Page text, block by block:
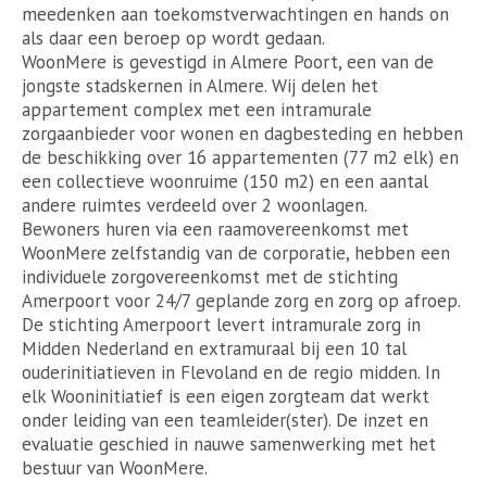
meedenken aan toekomstverwachtingen en hands on
als daar een beroep op wordt gedaan.
WoonMere is gevestigd in Almere Poort, een van de
jongste stadskernen in Almere. Wij delen het
appartement complex met een intramurale
zorgaanbieder voor wonen en dagbesteding en hebben
de beschikking over 16 appartementen (77 m2 elk) en
een collectieve woonruime (150 m2) en een aantal
andere ruimtes verdeeld over 2 woonlagen.
Bewoners huren via een raamovereenkomst met
WoonMere zelfstandig van de corporatie, hebben een
individuele zorgovereenkomst met de stichting
Amerpoort voor 24/7 geplande zorg en zorg op afroep.
De stichting Amerpoort levert intramurale zorg in
Midden Nederland en extramuraal bij een 10 tal
ouderinitiatieven in Flevoland en de regio midden. In
elk Wooninitiatief is een eigen zorgteam dat werkt
onder leiding van een teamleider(ster). De inzet en
evaluatie geschied in nauwe samenwerking met het
bestuur van WoonMere.